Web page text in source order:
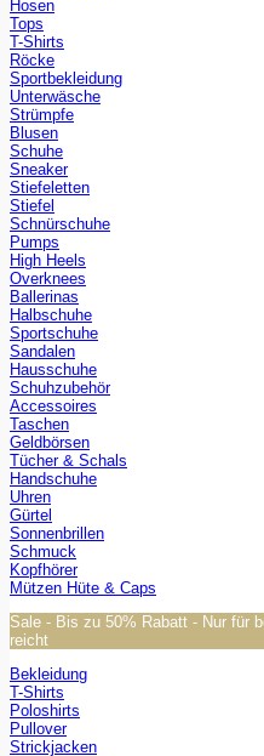
Hosen
Tops
T-Shirts
Röcke
Sportbekleidung
Unterwäsche
Strümpfe
Blusen
Schuhe
Sneaker
Stiefeletten
Stiefel
Schnürschuhe
Pumps
High Heels
Overknees
Ballerinas
Halbschuhe
Sportschuhe
Sandalen
Hausschuhe
Schuhzubehör
Accessoires
Taschen
Geldbörsen
Tücher & Schals
Handschuhe
Uhren
Gürtel
Sonnenbrillen
Schmuck
Kopfhörer
Mützen Hüte & Caps
Sale - Bis zu 50% Rabatt - Nur für
reicht
Bekleidung
T-Shirts
Poloshirts
Pullover
Strickjacken